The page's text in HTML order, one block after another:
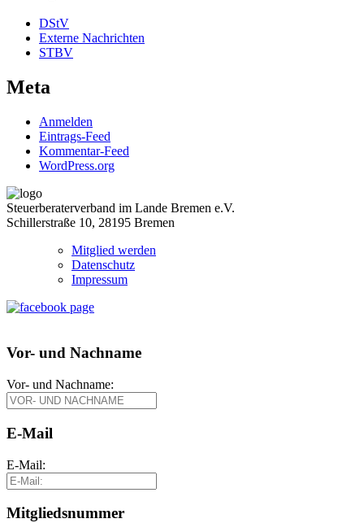
DStV
Externe Nachrichten
STBV
Meta
Anmelden
Eintrags-Feed
Kommentar-Feed
WordPress.org
Steuerberaterverband im Lande Bremen e.V.
Schillerstraße 10, 28195 Bremen
Mitglied werden
Datenschutz
Impressum
Vor- und Nachname
Vor- und Nachname:
E-Mail
E-Mail:
Mitgliedsnummer